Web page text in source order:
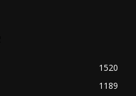
1520
1189